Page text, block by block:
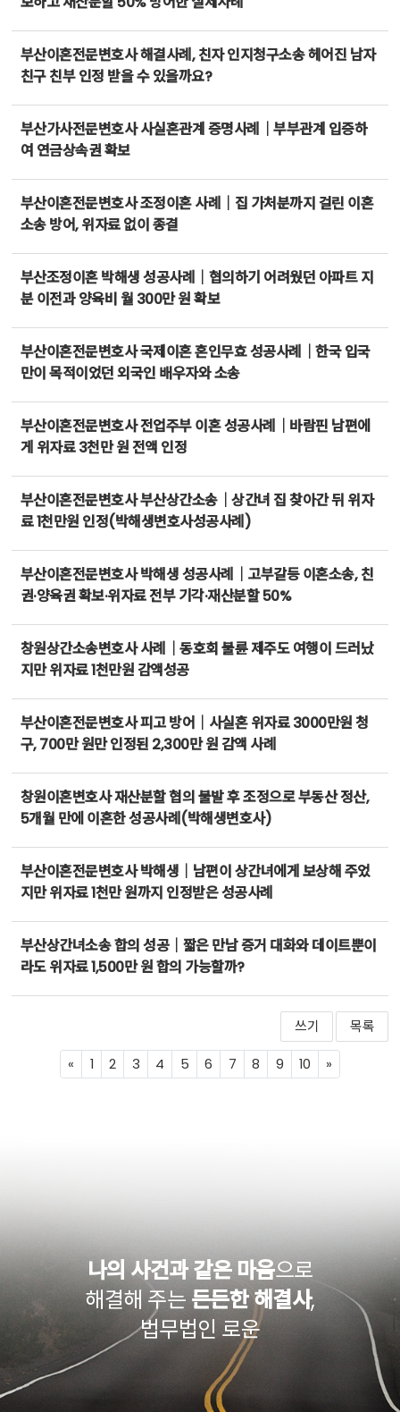
부산이혼전문변호사 해결사례, 친자 인지청구소송 헤어진 남자
친구 친부 인정 받을 수 있을까요?
부산가사전문변호사 사실혼관계 증명사례｜부부관계 입증하
여 연금상속권 확보
부산이혼전문변호사 조정이혼 사례｜집 가처분까지 걸린 이혼
소송 방어, 위자료 없이 종결
부산조정이혼 박해생 성공사례｜협의하기 어려웠던 아파트 지
분 이전과 양육비 월 300만 원 확보
부산이혼전문변호사 국제이혼 혼인무효 성공사례｜한국 입국
만이 목적이었던 외국인 배우자와 소송
부산이혼전문변호사 전업주부 이혼 성공사례｜바람핀 남편에
게 위자료 3천만 원 전액 인정
부산이혼전문변호사 부산상간소송｜상간녀 집 찾아간 뒤 위자
료 1천만원 인정(박해생변호사성공사례)
부산이혼전문변호사 박해생 성공사례｜고부갈등 이혼소송, 친
권·양육권 확보·위자료 전부 기각·재산분할 50%
창원상간소송변호사 사례｜동호회 불륜 제주도 여행이 드러났
지만 위자료 1천만원 감액성공
부산이혼전문변호사 피고 방어｜사실혼 위자료 3000만원 청
구, 700만 원만 인정된 2,300만 원 감액 사례
창원이혼변호사 재산분할 협의 불발 후 조정으로 부동산 정산,
5개월 만에 이혼한 성공사례(박해생변호사)
부산이혼전문변호사 박해생｜남편이 상간녀에게 보상해 주었
지만 위자료 1천만 원까지 인정받은 성공사례
부산상간녀소송 합의 성공｜짧은 만남 증거 대화와 데이트뿐이
라도 위자료 1,500만 원 합의 가능할까?
쓰기
목록
«Previous
1 2 3 4 5 6 7 8 9 10 »Next
나의 사건과 같은 마음으로
해결해 주는든든한 해결사,
법무법인 로운